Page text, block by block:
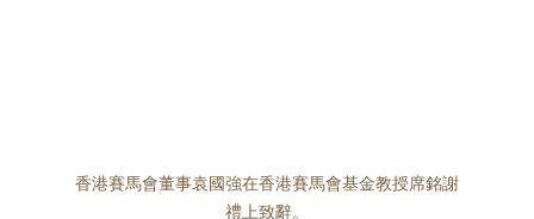
香港賽馬會董事袁國強在香港賽馬會基金教授席銘謝
禮上致辭。